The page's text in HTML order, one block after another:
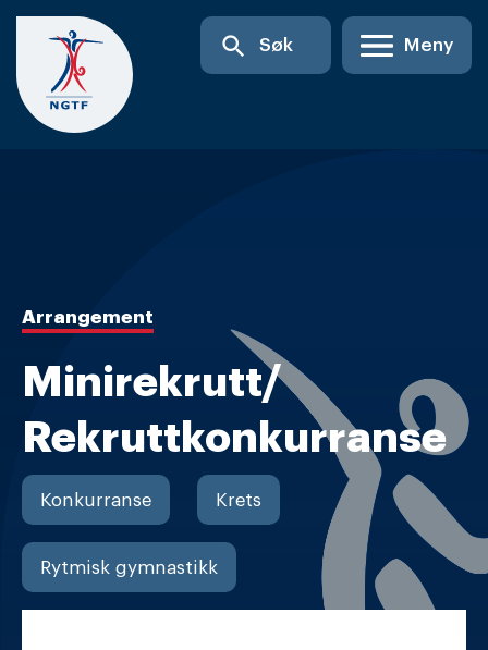
Skip
content
search Søk Meny
Arrangement
Minirekrutt/
Rekruttkonkurranse
Konkurranse Krets
Rytmisk gymnastikk